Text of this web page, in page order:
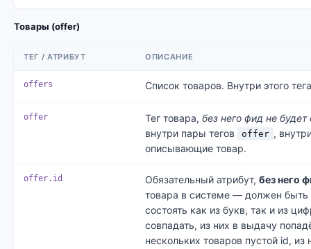
Товары (offer)
ТЕГ / АТРИБУТ ОПИСАНИЕ
offers Список товаров. Внутри этого
offer Тег товара, без него фид не будет
внутри пары тегов
offer ,
описывающие товар.
offer.id Обязательный атрибут, без него
товара в системе — должен
состоять как из букв, так и из
совпадать, из них в выдачу
нескольких товаров пустой id,